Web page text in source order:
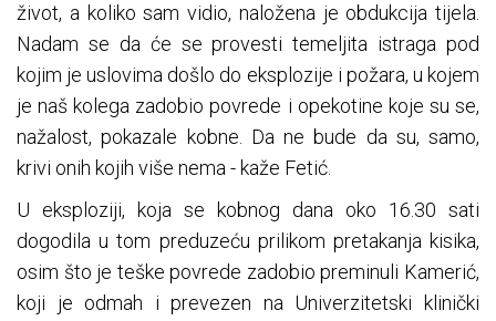
život, a koliko sam vidio, naložena je obdukcija tijela.
Nadam se da će se provesti temeljita istraga pod
kojim je uslovima došlo do eksplozije i požara, u kojem
je naš kolega zadobio povrede i opekotine koje su se,
nažalost, pokazale kobne. Da ne bude da su, samo,
krivi onih kojih više nema - kaže Fetić.
U eksploziji, koja se kobnog dana oko 16.30 sati
dogodila u tom preduzeću prilikom pretakanja kisika,
osim što je teške povrede zadobio preminuli Kamerić,
koji je odmah i prevezen na Univerzitetski klinički